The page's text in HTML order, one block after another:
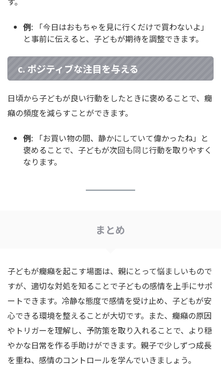
例: 「今日はおもちゃを見に行くだけで買わないよ」
と事前に伝えると、子どもが期待を調整できます。
c. ポジティブな注目を与える
日頃から子どもが良い行動をしたときに褒めることで、癇
癪の頻度を減らすことができます。
例: 「お買い物の間、静かにしていて偉かったね」と
褒めることで、子どもが次回も同じ行動を取りやすく
なります。
まとめ
子どもが癇癪を起こす場面は、親にとって悩ましいもので
すが、適切な対処を知ることで子どもの感情を上手にサポ
ートできます。冷静な態度で感情を受け止め、子どもが安
心できる環境を整えることが大切です。また、癇癪の原因
やトリガーを理解し、予防策を取り入れることで、より穏
やかな日常を作る手助けができます。親子で少しずつ成長
を重ね、感情のコントロールを学んでいきましょう。